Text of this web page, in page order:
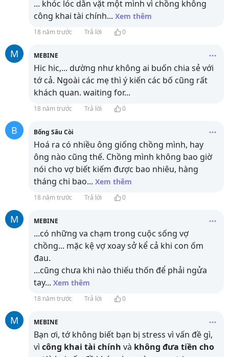
... khóc lóc dằn vặt một mình vì chồng không
công khai tài chính... Xem thêm
18 năm trước Trả lời 0
M MEBINE
Hic hic,... dường như không ai buốn chia sẻ với
tớ cả. Ngoài các mẹ thì ý kiến các bố cũng rất
khách quan. waiting for...
18 năm trước Trả lời 0
B Bống Sâu Còi
Hoá ra có nhiều ông giống chồng mình, hay
ông nào cũng thế. Chồng mình không bao giờ
nói cho vợ biết kiếm được bao nhiêu, hàng
tháng chi bao... Xem thêm
18 năm trước Trả lời 0
M MEBINE
...có những va chạm trong cuộc sống vợ
chồng... mặc kệ vợ xoay sở kể cả khi con ốm
đau.
...cũng chưa khi nào thiếu thốn để phải ngửa
tay... Xem thêm
18 năm trước Trả lời 0
M MEBINE
Bạn ơi, tớ không biết bạn bị stress vì vấn đề gì,
vì công khai tài chính và không đưa tiền cho